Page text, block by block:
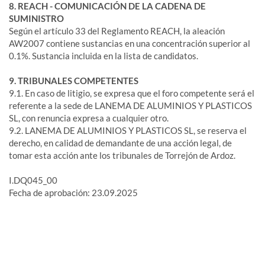
8. REACH - COMUNICACIÓN DE LA CADENA DE
SUMINISTRO
Según el artículo 33 del Reglamento REACH, la aleación
AW2007 contiene sustancias en una concentración superior al
0.1%. Sustancia incluida en la lista de candidatos.
9. TRIBUNALES COMPETENTES
9.1. En caso de litigio, se expresa que el foro competente será el
referente a la sede de LANEMA DE ALUMINIOS Y PLASTICOS
SL, con renuncia expresa a cualquier otro.
9.2. LANEMA DE ALUMINIOS Y PLASTICOS SL, se reserva el
derecho, en calidad de demandante de una acción legal, de
tomar esta acción ante los tribunales de Torrejón de Ardoz.
I.DQ045_00
Fecha de aprobación: 23.09.2025